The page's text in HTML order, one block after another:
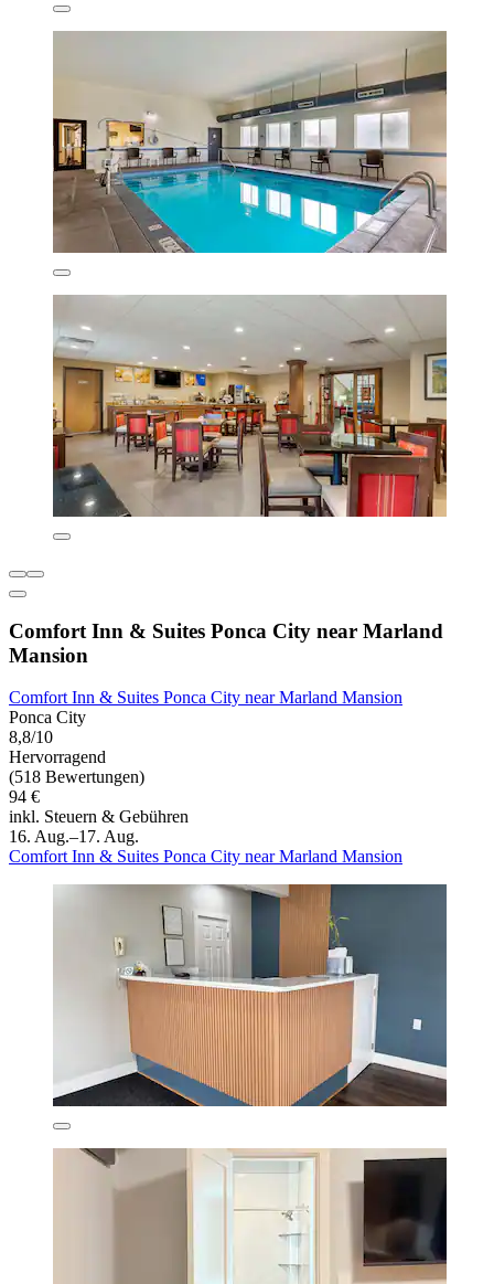
Comfort Inn & Suites Ponca City near Marland
Mansion
Comfort Inn & Suites Ponca City near Marland Mansion
Ponca City
8,8/10
Hervorragend
(518 Bewertungen)
94 €
inkl. Steuern & Gebühren
16. Aug.–17. Aug.
Comfort Inn & Suites Ponca City near Marland Mansion